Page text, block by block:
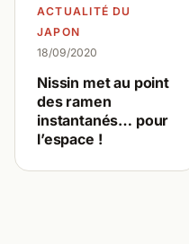
ACTUALITÉ DU
JAPON
18/09/2020
Nissin met au point
des ramen
instantanés… pour
l’espace !